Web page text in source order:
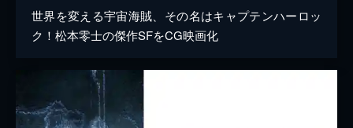
世界を変える宇宙海賊、その名はキャプテンハーロッ
ク！松本零士の傑作SFをCG映画化